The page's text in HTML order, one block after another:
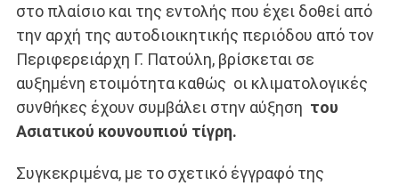
στο πλαίσιο και της εντολής που έχει δοθεί από
την αρχή της αυτοδιοικητικής περιόδου από τον
Περιφερειάρχη Γ. Πατούλη, βρίσκεται σε
αυξημένη ετοιμότητα καθώς οι κλιματολογικές
συνθήκες έχουν συμβάλει στην αύξηση του
Ασιατικού κουνουπιού τίγρη.
Συγκεκριμένα, με το σχετικό έγγραφό της